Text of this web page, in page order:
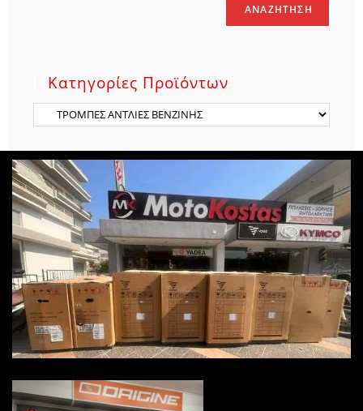
ΑΝΑΖΉΤΗΣΗ
Κατηγορίες Προϊόντων